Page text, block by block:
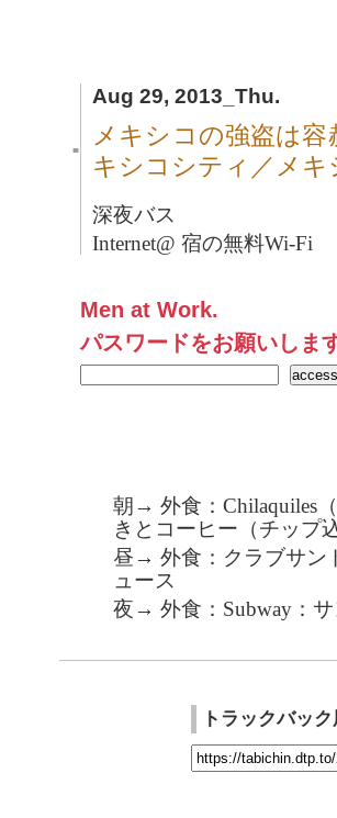
Aug 29, 2013_Thu.
■
メキシコの強盗は
キシコシティ／メキ
深夜バス
Internet@ 宿の無料Wi-Fi
Men at Work.
パスワードをお願いしま
朝→ 外食：Chilaquiles
きとコーヒー（チップ
昼→ 外食：クラブサン
ュース
夜→ 外食：Subway：
トラックバッ